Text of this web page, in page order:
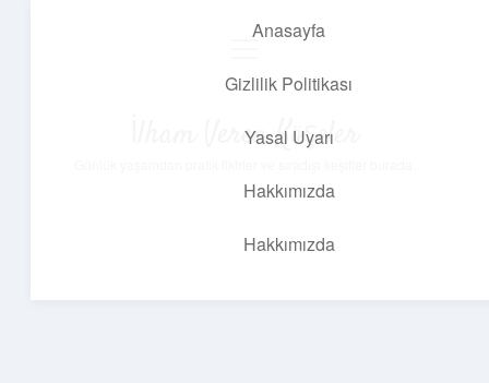
Anasayfa
Gizlilik Politikası
Yasal Uyarı
Hakkımızda
Hakkımızda
İlham Veren Köşeler